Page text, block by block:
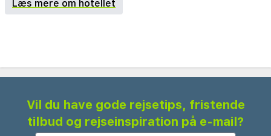
Læs mere om hotellet
Vil du have gode rejsetips, fristende
tilbud og rejseinspiration på e-mail?